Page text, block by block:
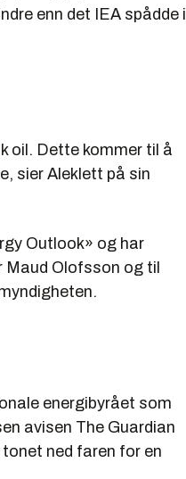
enn det IEA spådde i
oil. Dette kommer til å
sier Aleklett på sin
Outlook» og har
Maud Olofsson og til
energibyrået som
avisen The Guardian
ned faren for en